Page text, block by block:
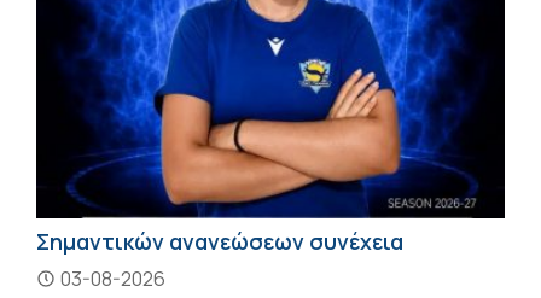
Σημαντικών ανανεώσεων συνέχεια
03-08-2026